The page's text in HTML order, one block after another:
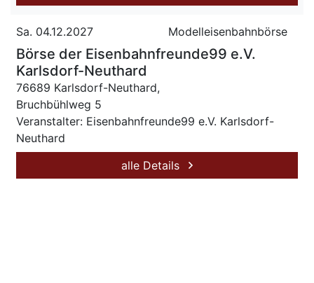
Sa. 04.12.2027 Modelleisenbahnbörse
Börse der Eisenbahnfreunde99 e.V.
Karlsdorf-Neuthard
76689 Karlsdorf-Neuthard,
Bruchbühlweg 5
Veranstalter: Eisenbahnfreunde99 e.V. Karlsdorf-
Neuthard
alle Details